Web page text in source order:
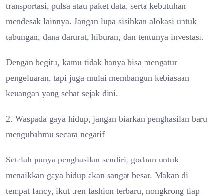
transportasi, pulsa atau paket data, serta kebutuhan
mendesak lainnya. Jangan lupa sisihkan alokasi untuk
tabungan, dana darurat, hiburan, dan tentunya investasi.
Dengan begitu, kamu tidak hanya bisa mengatur
pengeluaran, tapi juga mulai membangun kebiasaan
keuangan yang sehat sejak dini.
2. Waspada gaya hidup, jangan biarkan penghasilan baru
mengubahmu secara negatif
Setelah punya penghasilan sendiri, godaan untuk
menaikkan gaya hidup akan sangat besar. Makan di
tempat fancy, ikut tren fashion terbaru, nongkrong tiap